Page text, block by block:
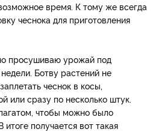
время. К тому же всегда
чеснока для приготовления
просушиваю урожай под
Ботву растений не
чеснок в косы,
или сразу по несколько штук.
чтобы можно было
получается вот такая